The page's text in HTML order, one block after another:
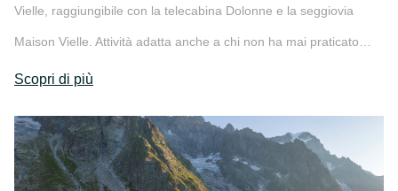
Vielle, raggiungibile con la telecabina Dolonne e la seggiovia
Maison Vielle. Attività adatta anche a chi non ha mai praticato…
Scopri di più